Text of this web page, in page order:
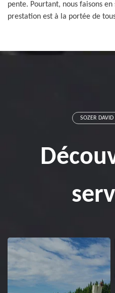
pente. Pourtant, nous faisons
prestation est à la portée de
SOZER